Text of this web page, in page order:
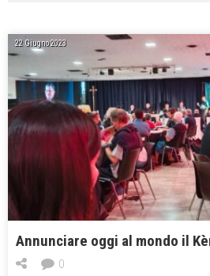
22 Giugno 2023
Annunciare oggi al mondo il
0